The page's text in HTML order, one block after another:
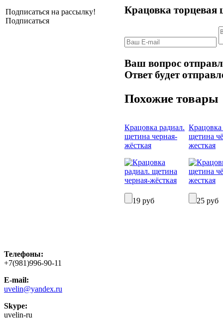
Подписаться на рассылку!
Подписаться
Крацовка торцевая
Ваш вопрос
Ответ будет
Похожие товары
Крацовка радиал.
щетина черная-
жёсткая
19 руб
Крацовка
щетина
жесткая
25 руб
Телефоны:
+7(981)996-90-11
E-mail:
uvelin@yandex.ru
Skype:
uvelin-ru